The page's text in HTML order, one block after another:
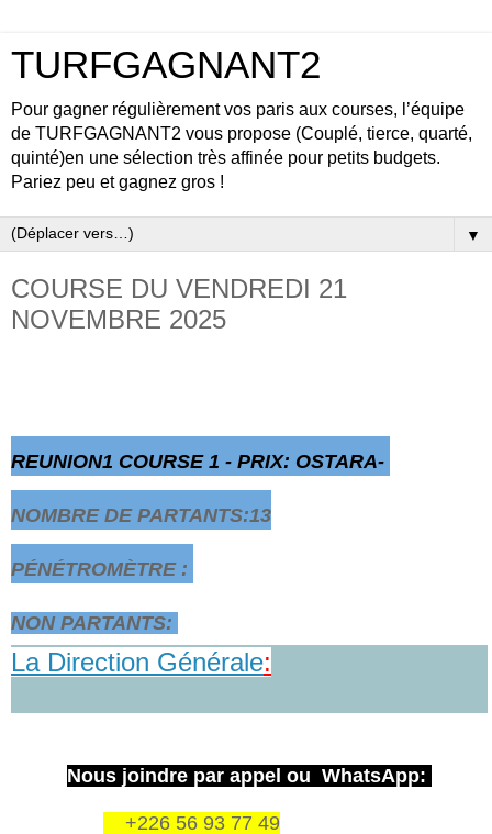
TURFGAGNANT2
Pour gagner régulièrement vos paris aux courses, l’équipe
de TURFGAGNANT2 vous propose (Couplé, tierce, quarté,
quinté)en une sélection très affinée pour petits budgets.
Pariez peu et gagnez gros !
▼
COURSE DU VENDREDI 21
NOVEMBRE 2025
REUNION1 COURSE 1 - PRIX: OSTARA-
NOMBRE DE PARTANTS:13
PÉNÉTROMÈTRE :
NON PARTANTS:
La Direction Générale:
Nous joindre par appel ou WhatsApp:
+226 56 93 77 49